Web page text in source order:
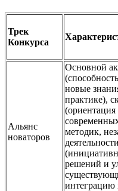
Трек
Конкурса
Альянс
новаторов
Основной
новые
практике),
методик,
решений и
интеграцию